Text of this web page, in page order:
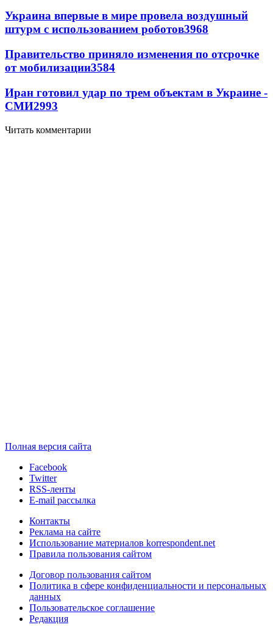
Украина впервые в мире провела воздушный
штурм с использованием роботов3968
Правительство приняло изменения по отсрочке
от мобилизации3584
Иран готовил удар по трем объектам в Украине -
СМИ2993
Читать комментарии
Полная версия сайта
Facebook
Twitter
RSS-ленты
E-mail рассылка
Контакты
Реклама на сайте
Использование материалов korrespondent.net
Правила пользования сайтом
Договор пользования сайтом
Политика в сфере конфиденциальности и персональных
данных
Пользовательское соглашение
Редакция